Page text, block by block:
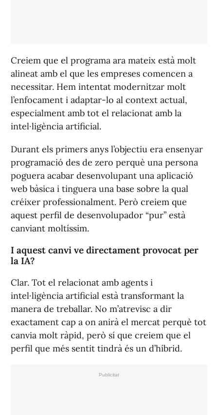
Creiem que el programa ara mateix està molt
alineat amb el que les empreses comencen a
necessitar. Hem intentat modernitzar molt
l’enfocament i adaptar-lo al context actual,
especialment amb tot el relacionat amb la
intel·ligència artificial.
Durant els primers anys l’objectiu era ensenyar
programació des de zero perquè una persona
poguera acabar desenvolupant una aplicació
web bàsica i tinguera una base sobre la qual
créixer professionalment. Però creiem que
aquest perfil de desenvolupador “pur” està
canviant moltíssim.
I aquest canvi ve directament provocat per
la IA?
Clar. Tot el relacionat amb agents i
intel·ligència artificial està transformant la
manera de treballar. No m’atrevisc a dir
exactament cap a on anirà el mercat perquè tot
canvia molt ràpid, però sí que creiem que el
perfil que més sentit tindrà és un d’híbrid.